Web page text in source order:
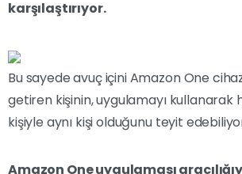
karşılaştırıyor.
Bu sayede avuç içini Amazon One
getiren kişinin, uygulamayı kullanarak
kişiyle aynı kişi olduğunu teyit
Amazon One uygulaması